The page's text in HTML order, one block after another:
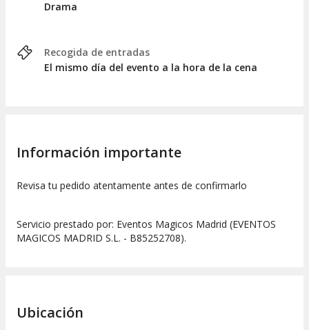
Drama
Recogida de entradas
El mismo día del evento a la hora de la cena
Información importante
Revisa tu pedido atentamente antes de confirmarlo
Servicio prestado por: Eventos Magicos Madrid (EVENTOS
MAGICOS MADRID S.L. - B85252708).
Ubicación